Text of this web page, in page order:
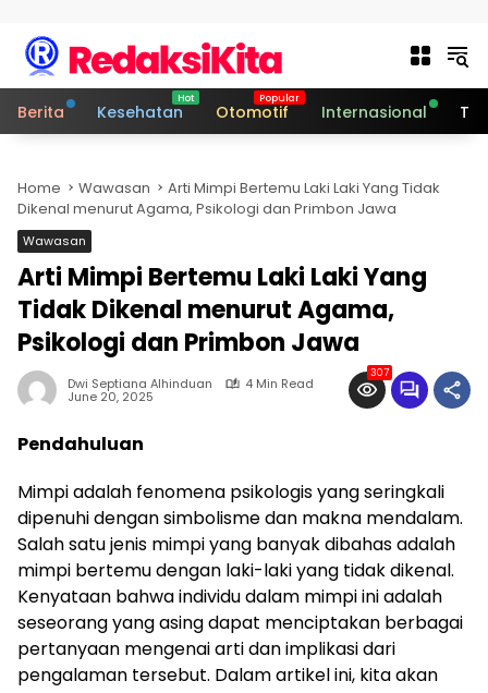
Berita Kesehatan Otomotif Internasional
Home Wawasan
Arti Mimpi Bertemu Laki Laki Yang Tidak
Dikenal menurut Agama, Psikologi dan Primbon Jawa
Wawasan
Arti Mimpi Bertemu Laki Laki Yang
Tidak Dikenal menurut Agama,
Psikologi dan Primbon Jawa
Dwi Septiana Alhinduan 4 Min Read
June 20, 2025
307
Pendahuluan
Mimpi adalah fenomena psikologis yang seringkali
dipenuhi dengan simbolisme dan makna mendalam.
Salah satu jenis mimpi yang banyak dibahas adalah
mimpi bertemu dengan laki-laki yang tidak dikenal.
Kenyataan bahwa individu dalam mimpi ini adalah
seseorang yang asing dapat menciptakan berbagai
pertanyaan mengenai arti dan implikasi dari
pengalaman tersebut. Dalam artikel ini, kita akan